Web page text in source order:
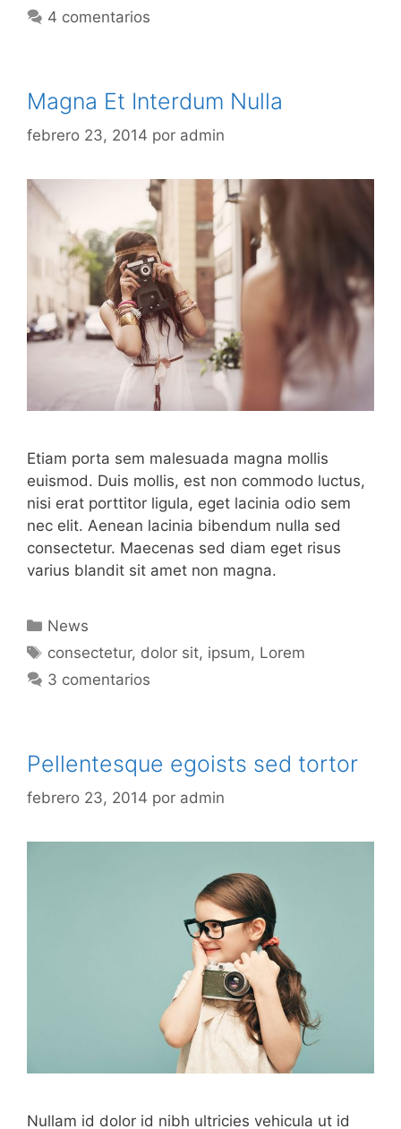
4 comentarios
Magna Et Interdum Nulla
febrero 23, 2014 por admin
Etiam porta sem malesuada magna mollis
euismod. Duis mollis, est non commodo luctus,
nisi erat porttitor ligula, eget lacinia odio sem
nec elit. Aenean lacinia bibendum nulla sed
consectetur. Maecenas sed diam eget risus
varius blandit sit amet non magna.
Categorías
News
Etiquetas
consectetur, dolor sit, ipsum, Lorem
3 comentarios
Pellentesque egoists sed tortor
febrero 23, 2014 por admin
Nullam id dolor id nibh ultricies vehicula ut id